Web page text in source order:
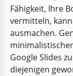
Fähigkeit, Ihre
vermitteln,
ausmachen.
Google Slides
diejenigen